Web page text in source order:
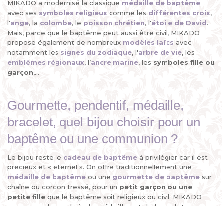
MIKADO a modernisé la classique médaille de baptême
avec ses symboles religieux comme les différentes croix,
l'ange, la colombe, le poisson chrétien, l'étoile de David.
Mais, parce que le baptême peut aussi être civil, MIKADO
propose également de nombreux modèles laïcs avec
notamment les signes du zodiaque, l'arbre de vie, les
emblèmes régionaux, l’ancre marine, les symboles fille ou
garçon,...
Gourmette, pendentif, médaille,
bracelet, quel bijou choisir pour un
baptême ou une communion ?
Le bijou reste le cadeau de baptême à privilégier car il est
précieux et « éternel ». On offre traditionnellement une
médaille de baptême ou une gourmette de baptême sur
chaîne ou cordon tressé, pour un petit garçon ou une
petite fille que le baptême soit religieux ou civil. MIKADO